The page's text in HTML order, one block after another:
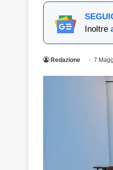
Inoltre
Redazione 7